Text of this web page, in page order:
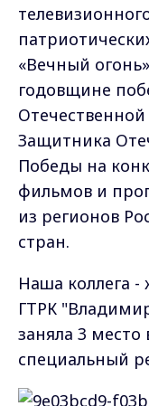
«Вечный
годовщине
Защитника
Победы на
фильмов и
из регионов
стран.
Наша коллега
ГТРК
заняла 3
специальный